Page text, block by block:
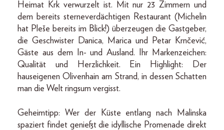
Heimat Krk verwurzelt ist. Mit nur 23 Zimmern und
dem bereits sterneverdächtigen Restaurant (Michelin
hat Pleše bereits im Blick!) überzeugen die Gastgeber,
die Geschwister Danica, Marica und Petar Krnčević,
Gäste aus dem In- und Ausland. Ihr Markenzeichen:
Qualität und Herzlichkeit. Ein Highlight: Der
hauseigenen Olivenhain am Strand, in dessen Schatten
man die Welt ringsum vergisst.
Geheimtipp: Wer der Küste entlang nach Malinska
spaziert findet genießt die idyllische Promenade direkt